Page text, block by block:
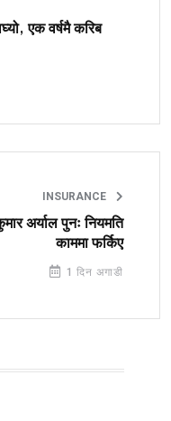
एक वर्षमै करिब
INSURANCE
अर्याल पुनः नियमति
काममा फर्किए
1 दिन अगाडी